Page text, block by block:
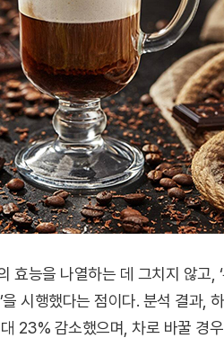
효능을 나열하는 데 그치지 않고,
시행했다는 점이다. 분석 결과,
23% 감소했으며, 차로 바꿀 경